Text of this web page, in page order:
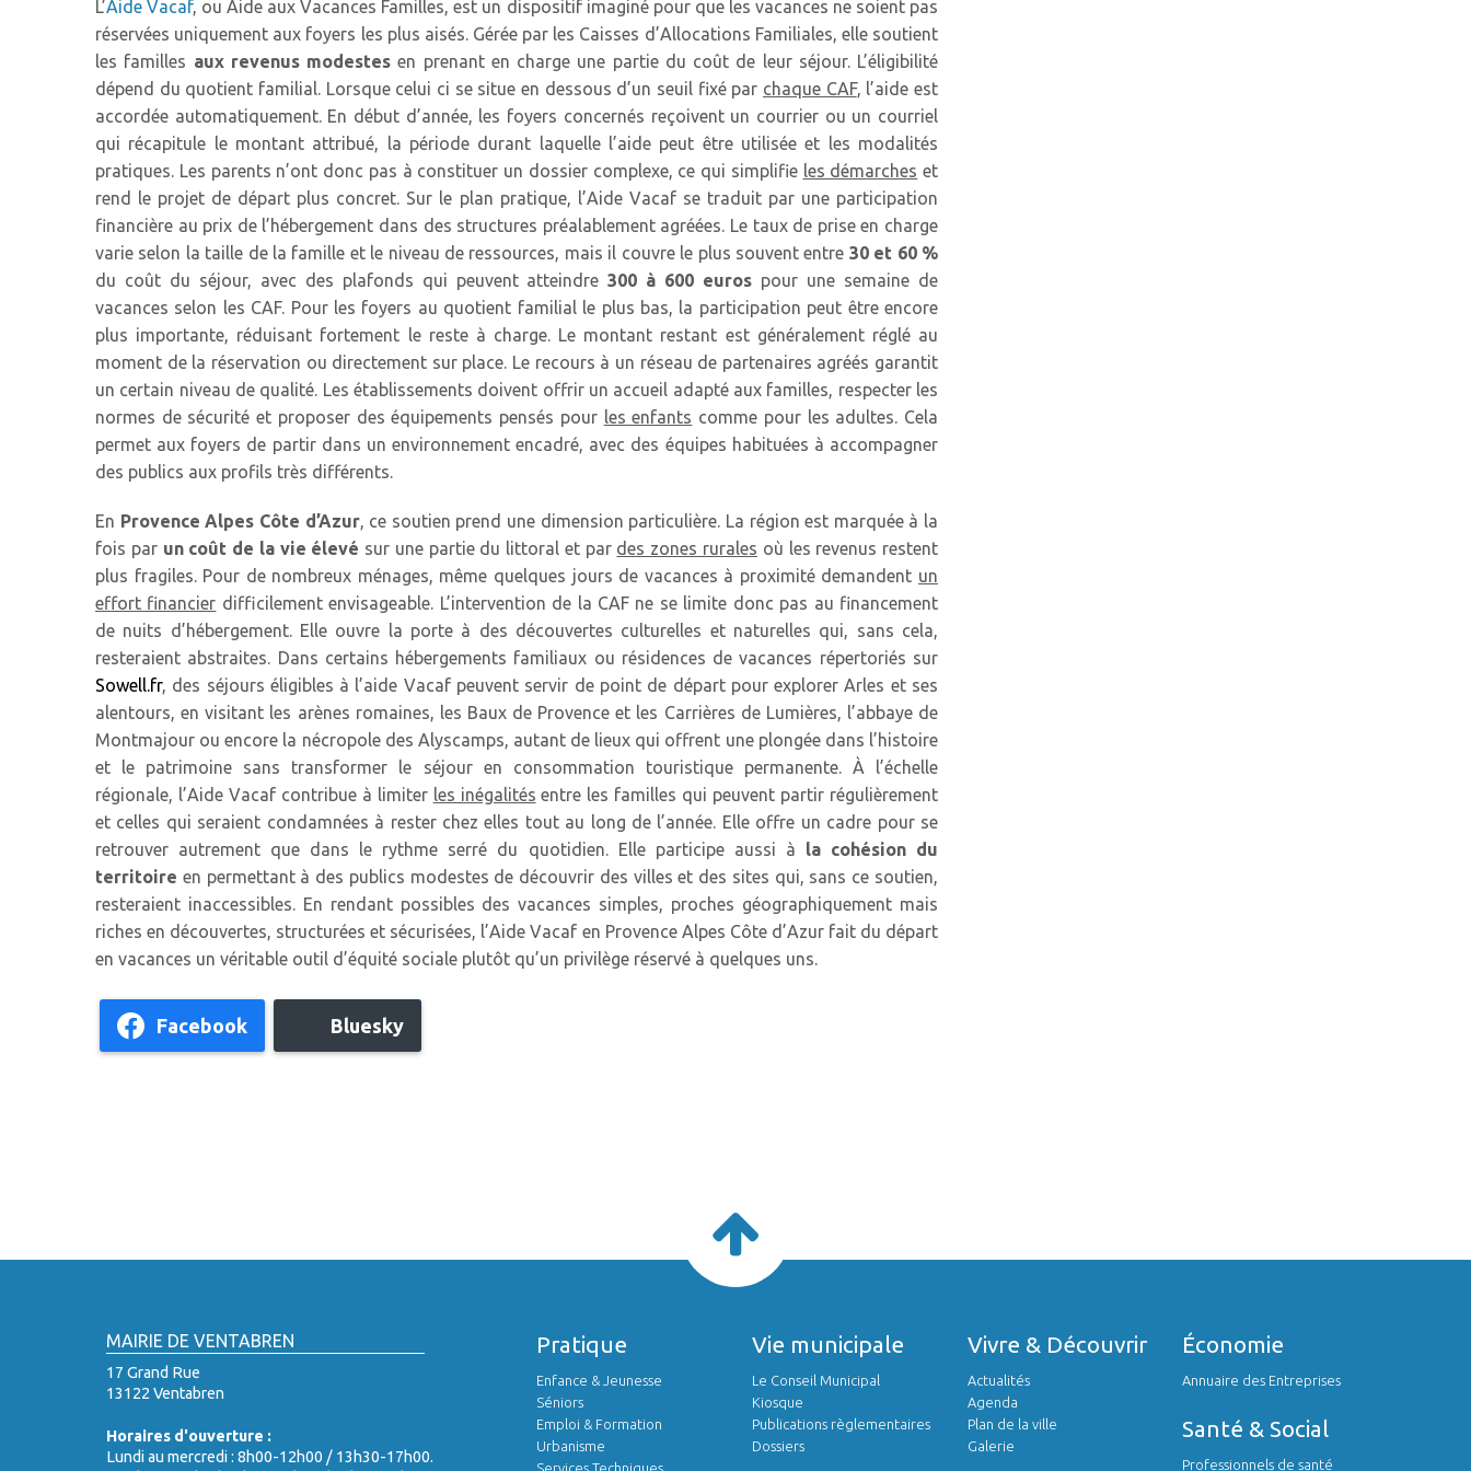
PROPRETÉ
SÉCURITÉ
SERVICES
TECHNIQUES
DÉPLACEMENTS
DÉMARCHES
&
FORMALITÉS
LOCATION DE
MUNICIPALES
L’Aide Vacaf, ou Aide aux Vacances Familles, est un dispositif imaginé pour que les vacances ne soient pas
réservées uniquement aux foyers les plus aisés. Gérée par les Caisses d’Allocations Familiales, elle soutient
les familles aux revenus modestes en prenant en charge une partie du coût de leur séjour. L’éligibilité
dépend du quotient familial. Lorsque celui ci se situe en dessous d’un seuil fixé par chaque CAF, l’aide est
accordée automatiquement. En début d’année, les foyers concernés reçoivent un courrier ou un courriel
qui récapitule le montant attribué, la période durant laquelle l’aide peut être utilisée et les modalités
pratiques. Les parents n’ont donc pas à constituer un dossier complexe, ce qui simplifie les démarches et
rend le projet de départ plus concret. Sur le plan pratique, l’Aide Vacaf se traduit par une participation
financière au prix de l’hébergement dans des structures préalablement agréées. Le taux de prise en charge
varie selon la taille de la famille et le niveau de ressources, mais il couvre le plus souvent entre 30 et 60 %
du coût du séjour, avec des plafonds qui peuvent atteindre300 à 600 euros pour une semaine de
vacances selon les CAF. Pour les foyers au quotient familial le plus bas, la participation peut être encore
plus importante, réduisant fortement le reste à charge. Le montant restant est généralement réglé au
moment de la réservation ou directement sur place. Le recours à un réseau de partenaires agréés garantit
un certain niveau de qualité. Les établissements doivent offrir un accueil adapté aux familles, respecter les
normes de sécurité et proposer des équipements pensés pour les enfants comme pour les adultes. Cela
permet aux foyers de partir dans un environnement encadré, avec des équipes habituées à accompagner
des publics aux profils très différents.
En Provence Alpes Côte d’Azur, ce soutien prend une dimension particulière. La région est marquée à la
fois par un coût de la vie élevé sur une partie du littoral et par des zones rurales où les revenus restent
plus fragiles. Pour de nombreux ménages, même quelques jours de vacances à proximité demandent un
effort financier difficilement envisageable. L’intervention de la CAF ne se limite donc pas au financement
de nuits d’hébergement. Elle ouvre la porte à des découvertes culturelles et naturelles qui, sans cela,
resteraient abstraites. Dans certains hébergements familiaux ou résidences de vacances répertoriés sur
Sowell.fr, des séjours éligibles à l’aide Vacaf peuvent servir de point de départ pour explorer Arles et ses
alentours, en visitant les arènes romaines, les Baux de Provence et les Carrières de Lumières, l’abbaye de
Montmajour ou encore la nécropole des Alyscamps, autant de lieux qui offrent une plongée dans l’histoire
et le patrimoine sans transformer le séjour en consommation touristique permanente. À l’échelle
régionale, l’Aide Vacaf contribue à limiter les inégalités entre les familles qui peuvent partir régulièrement
et celles qui seraient condamnées à rester chez elles tout au long de l’année. Elle offre un cadre pour se
retrouver autrement que dans le rythme serré du quotidien. Elle participe aussi à la cohésion du
territoire en permettant à des publics modestes de découvrir des villes et des sites qui, sans ce soutien,
resteraient inaccessibles. En rendant possibles des vacances simples, proches géographiquement mais
riches en découvertes, structurées et sécurisées, l’Aide Vacaf en Provence Alpes Côte d’Azur fait du départ
en vacances un véritable outil d’équité sociale plutôt qu’un privilège réservé à quelques uns.
Facebook Bluesky
MAIRIE DE VENTABREN
17 Grand Rue
13122 Ventabren
Horaires d'ouverture :
Lundi au mercredi : 8h00-12h00 / 13h30-17h00.
Pratique
Enfance & Jeunesse
Séniors
Emploi & Formation
Urbanisme
Services Techniques
Vie municipale
Le Conseil Municipal
Kiosque
Publications règlementaires
Dossiers
Vivre & Découvrir
Actualités
Agenda
Plan de la ville
Galerie
économie
Annuaire des Entreprises
Santé & Social
Professionnels de santé